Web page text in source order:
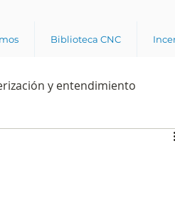
Biblioteca CNC
y entendimiento
Business